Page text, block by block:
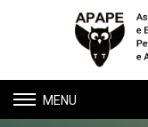
Toggle
navigation